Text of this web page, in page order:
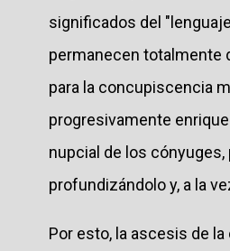
significados del
permanecen totalmente
para la concupiscencia
progresivamente
nupcial de los cónyuges,
profundizándolo y, a la
Por esto, la ascesis de